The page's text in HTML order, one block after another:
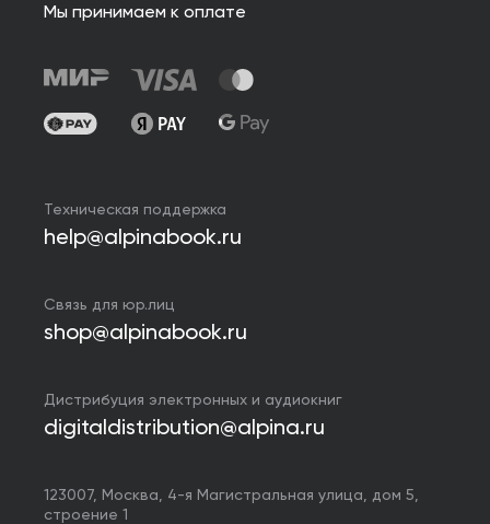
Мы принимаем к оплате
Техническая поддержка
help@alpinabook.ru
Связь для юр.лиц
shop@alpinabook.ru
Дистрибуция электронных и аудиокниг
digitaldistribution@alpina.ru
123007, Москва, 4-я Магистральная улица, дом 5,
строение 1